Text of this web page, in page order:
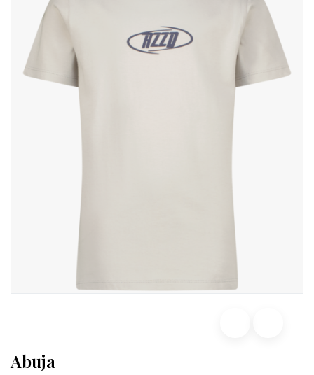
Abuja